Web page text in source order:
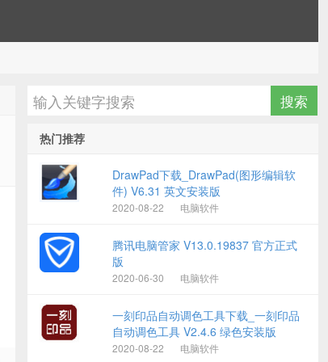
热门推荐
DrawPad下载_DrawPad(图形编辑软
件) V6.31 英文安装版
2020-08-22 电脑软件
腾讯电脑管家 V13.0.19837 官方正式
版
2020-06-30 电脑软件
一刻印品自动调色工具下载_一刻印品
自动调色工具 V2.4.6 绿色安装版
2020-08-22 电脑软件